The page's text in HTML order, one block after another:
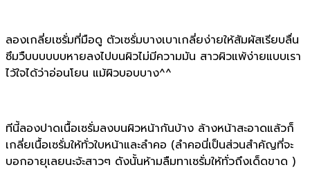
ลองเกลี่ยเซรั่มที่มือดู ตัวเซรั่มบางเบาเกลี่ยง่ายให้สัมผัสเรียบลื่น
ซึมวืบบบบบบหายลงไปบนผิวไม่มีความมัน สาวผิวแพ้ง่ายแบบเรา
ไว้ใจได้ว่าอ่อนโยน แม้ผิวบอบบาง^^
ทีนี้ลองปาดเนื้อเซรั่มลงบนผิวหน้ากันบ้าง ล้างหน้าสะอาดแล้วก็
เกลี่ยเนื้อเซรั่มให้ทั่วใบหน้าและลำคอ (ลำคอนี่เป็นส่วนสำคัญที่จะ
บอกอายุเลยนะจ้ะสาวๆ ดังนั้นห้ามลืมทาเซรั่มให้ทั่วถึงเด็ดขาด )